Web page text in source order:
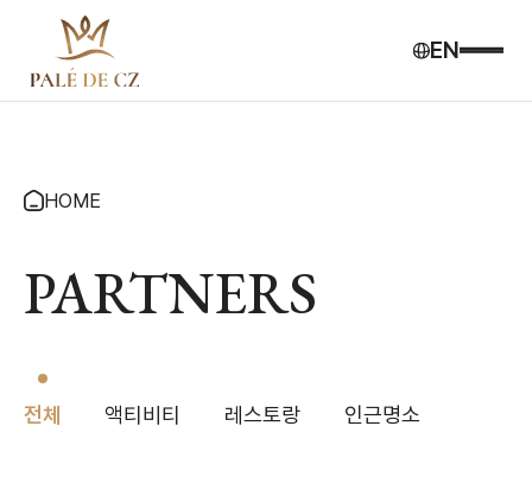
EN
PARTNERS
HOME
전체 액티비티 레스토랑 인근명소